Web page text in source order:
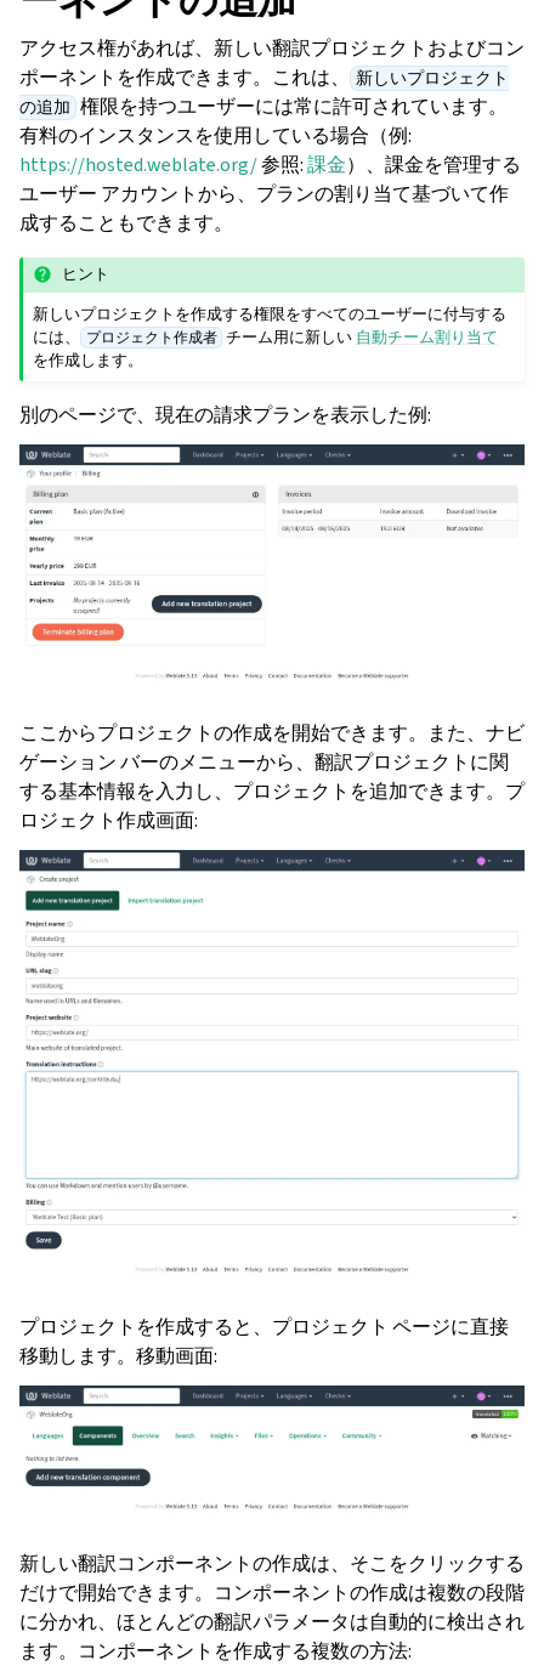
navigation of 導入方法
アクセス権があれば、新しい翻訳プロジェクトおよびコン
ポーネントを作成できます。これは、
新しいプロジェクト
の追加 権限を持つユーザーには常に許可されています。
有料のインスタンスを使用している場合（例:
https://hosted.weblate.org/参照:課金）、課金を管理する
ユーザー アカウントから、プランの割り当て基づいて作
成することもできます。
ヒント
新しいプロジェクトを作成する権限をすべてのユーザーに付与する
には、 プロジェクト作成者 チーム用に新しい 自動チーム割り当て
を作成します。
別のページで、現在の請求プランを表示した例:
ここからプロジェクトの作成を開始できます。また、ナビ
ゲーション バーのメニューから、翻訳プロジェクトに関
する基本情報を入力し、プロジェクトを追加できます。プ
ロジェクト作成画面:
プロジェクトを作成すると、プロジェクト ページに直接
移動します。移動画面:
新しい翻訳コンポーネントの作成は、そこをクリックする
だけで開始できます。コンポーネントの作成は複数の段階
に分かれ、ほとんどの翻訳パラメータは自動的に検出され
ます。コンポーネントを作成する複数の方法: